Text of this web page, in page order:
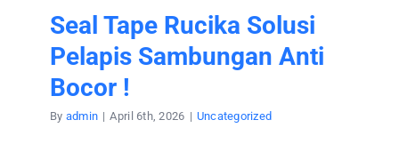
Seal Tape Rucika Solusi
Pelapis Sambungan Anti
Bocor !
By admin | April 6th, 2026 | Uncategorized